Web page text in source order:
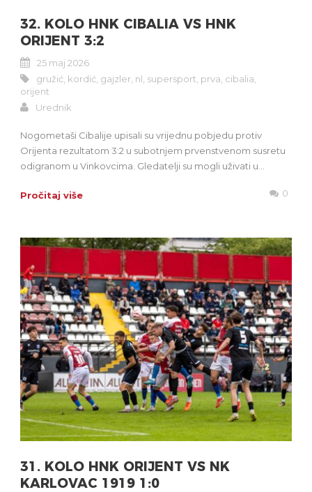
32. KOLO HNK CIBALIA VS HNK
ORIJENT 3:2
25 maj 2026
gružić kordić gajzler nl supersport prva cibalia
orijent
Urednik
Nogometaši Cibalije upisali su vrijednu pobjedu protiv
Orijenta rezultatom 3:2 u subotnjem prvenstvenom susretu
odigranom u Vinkovcima. Gledatelji su mogli uživati u...
Pročitaj više 0
31. KOLO HNK ORIJENT VS NK
KARLOVAC 1919 1:0